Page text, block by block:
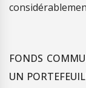
FONDS
UN